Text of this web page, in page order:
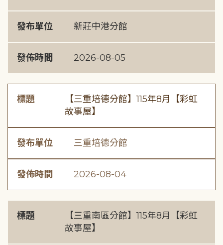
發布單位 新莊中港分館
發佈時間 2026-08-05
標題
【三重培德分館】115年8月【彩虹
故事屋】
發布單位 三重培德分館
發佈時間 2026-08-04
標題
【三重南區分館】115年8月【彩虹
故事屋】